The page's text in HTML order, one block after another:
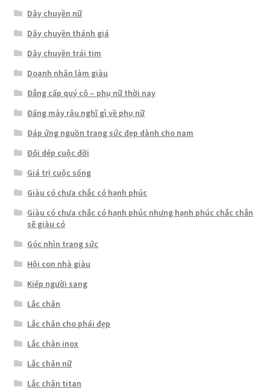
Dây chuyền nữ
Dây chuyền thánh giá
Dây chuyền trái tim
Doanh nhân làm giàu
Đẳng cấp quý cô – phụ nữ thời nay
Đấng mày râu nghĩ gì về phụ nữ
Đáp ứng nguồn trang sức đẹp dành cho nam
Đôi dép cuộc đời
Giá trị cuộc sống
Giàu có chưa chắc có hạnh phúc
Giàu có chưa chắc có hạnh phúc nhưng hạnh phúc chắc chắn
sẽ giàu có
Góc nhìn trang sức
Hội con nhà giàu
Kiếp người sang
Lắc chân
Lắc chân cho phái đẹp
Lắc chân inox
Lắc chân nữ
Lắc chân titan